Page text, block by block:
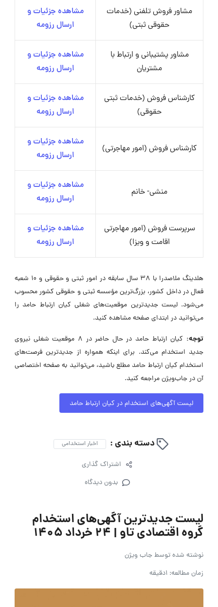
مشاور فروش تلفنی (خدمات
حقوقی ثبتی)
مشاهده جزئیات و
ارسال رزومه
مشاور پشتیبانی و ارتباط با
مشتریان
مشاهده جزئیات و
ارسال رزومه
کارشناس فروش (خدمات ثبتی
حقوقی)
مشاهده جزئیات و
ارسال رزومه
کارشناس فروش (امور مهاجرتی)
مشاهده جزئیات و
ارسال رزومه
منشی- خانم
مشاهده جزئیات و
ارسال رزومه
سرپرست فروش (امور مهاجرتی
اقامت و ویزا)
مشاهده جزئیات و
ارسال رزومه
هلدینگ ملاصدرا با 38 سال سابقه در امور ثبتی و حقوقی و 10 شعبه
فعال در داخل کشور، بزرگ‌ترین مؤسسه ثبتی و حقوقی کشور محسوب
می‌شود. لیست جدیدترین موقعیت‌های شغلی کیان ارتباط حامد را
می‌توانید در ابتدای صفحه مشاهده کنید.
توجه:
کیان ارتباط حامد در حال حاضر در ۸ موقعیت شغلی نیروی
جدید استخدام می‌کند. برای اینکه همواره از جدیدترین فرصت‌های
استخدام کیان ارتباط حامد مطلع باشید، می‌توانید به صفحه اختصاصی
آن در جاب‌ویژن مراجعه کنید.
لیست آگهی‌های استخدام در کیان ارتباط حامد
دسته بندی : اخبار استخدامی
اشتراک گذاری
بدون دیدگاه
لیست جدیدترین آگهی‌های استخدام
گروه اقتصادی تاو | ۲۴ خرداد ۱۴۰۵
نوشته شده توسطجاب ویژن
زمان مطالعه: 1دقیقه